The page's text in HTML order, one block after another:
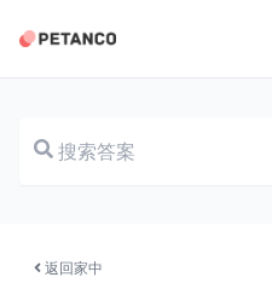
文档
返回家中